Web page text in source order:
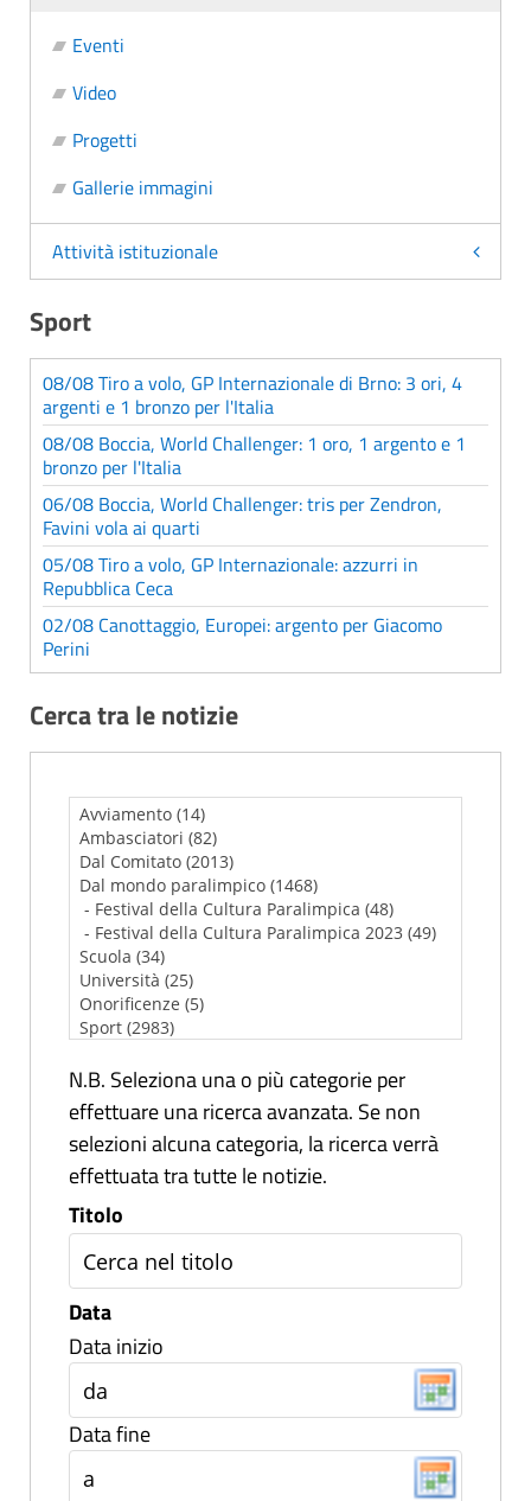
Eventi
Video
Progetti
Gallerie immagini
Attività istituzionale
Sport
08/08 Tiro a volo, GP Internazionale di Brno: 3 ori, 4
argenti e 1 bronzo per l'Italia
08/08 Boccia, World Challenger: 1 oro, 1 argento e 1
bronzo per l'Italia
06/08 Boccia, World Challenger: tris per Zendron,
Favini vola ai quarti
05/08 Tiro a volo, GP Internazionale: azzurri in
Repubblica Ceca
02/08 Canottaggio, Europei: argento per Giacomo
Perini
Cerca tra le notizie
N.B. Seleziona una o più categorie per
effettuare una ricerca avanzata. Se non
selezioni alcuna categoria, la ricerca verrà
effettuata tra tutte le notizie.
Titolo
Data
Data inizio
Data fine